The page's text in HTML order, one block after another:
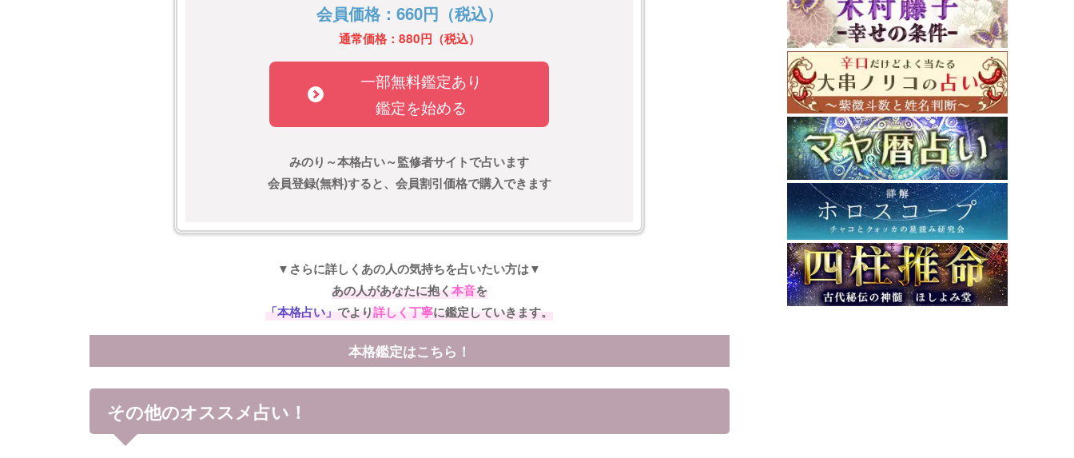
会員価格：660円（税込）
通常価格：880円（税込）
一部無料鑑定あり
鑑定を始める
みのり～本格占い～監修者サイトで占います
会員登録(無料)すると、会員割引価格で購入できます
▼さらに詳しくあの人の気持ちを占いたい方は▼
あの人があなたに抱く本音を
「本格占い」 でより詳しく丁寧に鑑定していきます。
本格鑑定はこちら！
その他のオススメ占い！